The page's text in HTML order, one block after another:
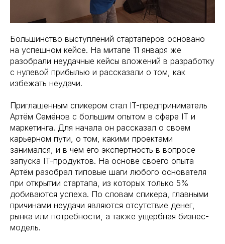
Большинство выступлений стартаперов основано
на успешном кейсе. На митапе 11 января же
разобрали неудачные кейсы вложений в разработку
с нулевой прибылью и рассказали о том, как
избежать неудачи.
Приглашенным спикером стал IT-предприниматель
Артём Семёнов с большим опытом в сфере IT и
маркетинга. Для начала он рассказал о своем
карьерном пути, о том, какими проектами
занимался, и в чем его экспертность в вопросе
запуска IT-продуктов. На основе своего опыта
Артём разобрал типовые шаги любого основателя
при открытии стартапа, из которых только 5%
добиваются успеха. По словам спикера, главными
причинами неудачи являются отсутствие денег,
рынка или потребности, а также ущербная бизнес-
модель.